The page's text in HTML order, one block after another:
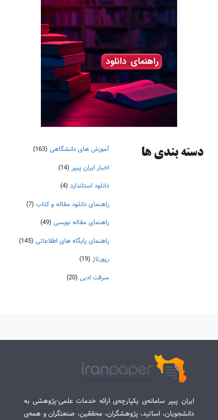
دسته‌ بندی ها آموزش های دانشگاهی (163)
اخبار ایران پیپر (14)
دانلود استاندارد (4)
راهنمای دانلود مقاله و کتاب (7)
راهنمای مقاله نویسی (49)
راهنمای پایگاه های اطلاعاتی (145)
رپورتاژ (19)
سرقت ادبی (20)
ایران پیپر سامانه‌ی یکپارچه‌ی ارائه خدمات علمی-پژوهشی به
دانشجویان، اساتید، پژوهشگران، محققین، صنعتگران و همه‌ی